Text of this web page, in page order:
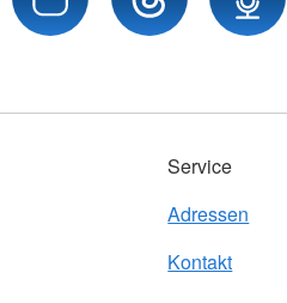
Service
Adressen
Kontakt